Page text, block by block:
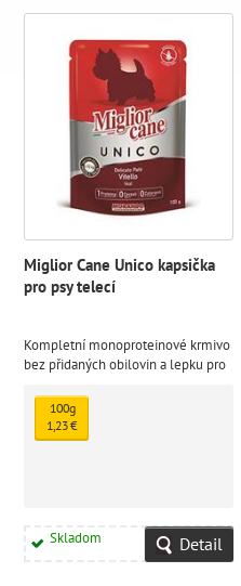
Miglior Cane Unico kapsička
pro psy telecí
Kompletní monoproteinové krmivo
bez přidaných obilovin a lepku pro
paštika s telecím masem.
100g
1,23 €
Skladom Detail